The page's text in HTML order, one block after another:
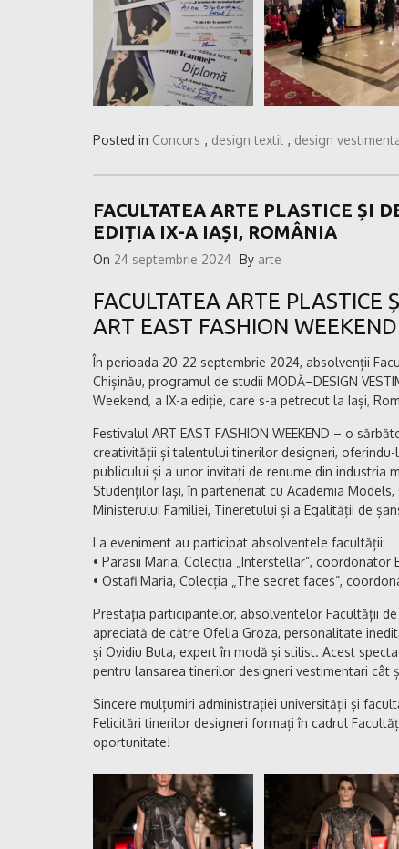
Posted in Concurs , design textil , design
FACULTATEA ARTE PLASTICE ȘI
EDIȚIA IX-A IAȘI, ROMÂNIA
On 24 septembrie 2024 By arte
FACULTATEA ARTE PLASTICE
ART EAST FASHION
În perioada 20-22 septembrie 2024, absolvenții
Chișinău, programul de studii MODĂ–DESIGN
Weekend, a IX-a ediție, care s-a petrecut la Iași,
Festivalul ART EAST FASHION WEEKEND – o
creativității și talentului tinerilor designeri,
publicului și a unor invitați de renume din industria
Studenților Iași, în parteneriat cu Academia
Ministerului Familiei, Tineretului și a Egalității de
La eveniment au participat absolventele facultății:
• Parasii Maria, Colecția „Interstellar”, coordonator
• Ostafi Maria, Colecția „The secret faces”,
Prestația participantelor, absolventelor Facultății
apreciată de către Ofelia Groza, personalitate
și Ovidiu Buta, expert în modă și stilist. Acest
pentru lansarea tinerilor designeri vestimentari cât
Sincere mulțumiri administrației universității și
Felicitări tinerilor designeri formați în cadrul
oportunitate!